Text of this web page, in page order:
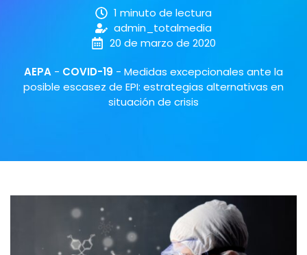
1 minuto de lectura
admin_totalmedia
20 de marzo de 2020
AEPA - COVID-19 - Medidas excepcionales ante la
posible escasez de EPI: estrategias alternativas en
situación de crisis